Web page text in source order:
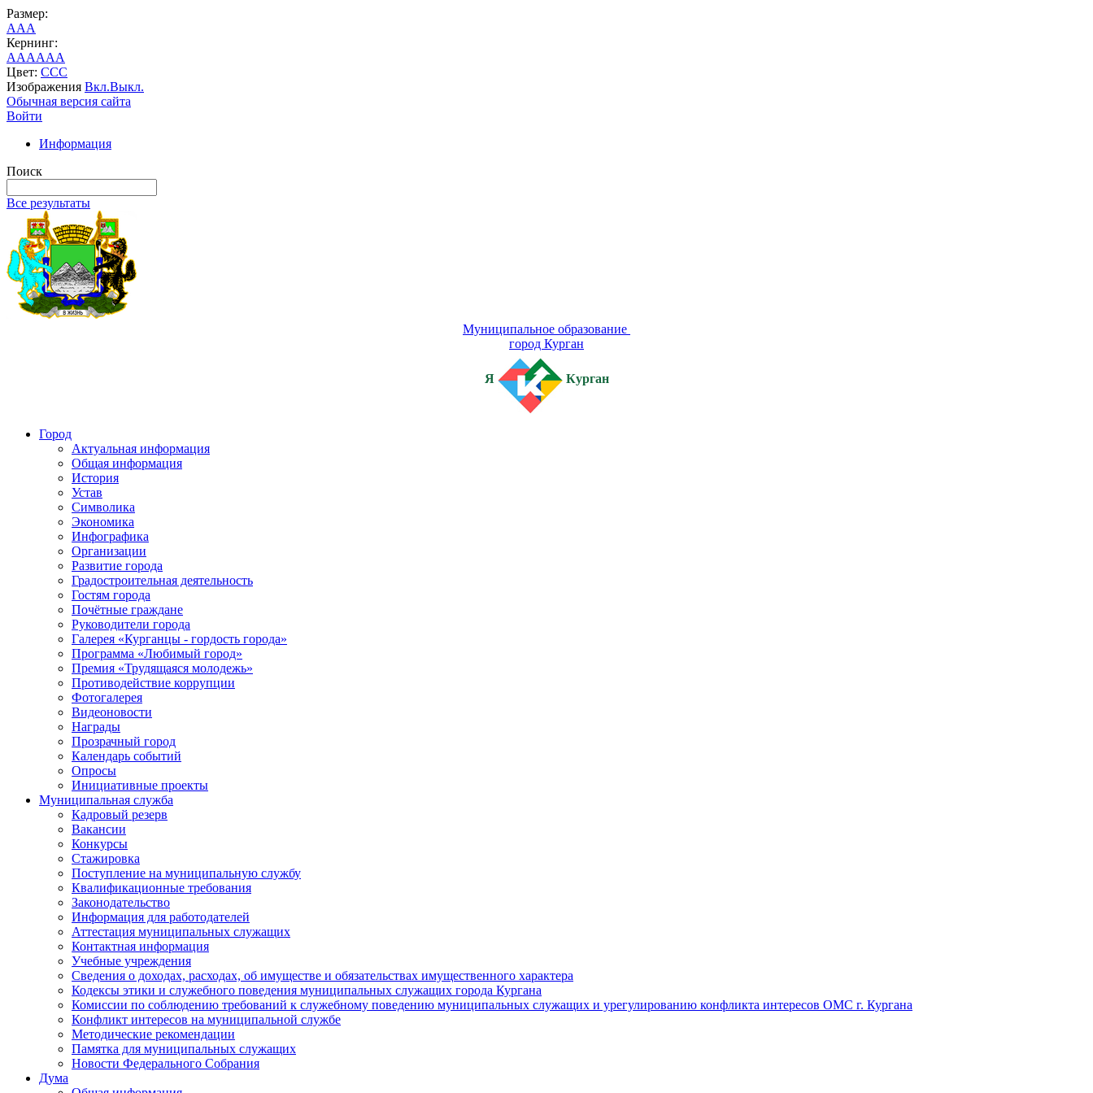
Размер:
AAA
Кернинг:
AAAAAA
Цвет: CCC
Изображения Вкл.Выкл.
Обычная версия сайта
Войти
Информация
Поиск
Все результаты
Муниципальное образование
город Курган
Я Курган
Город
Актуальная информация
Общая информация
История
Устав
Символика
Экономика
Инфографика
Организации
Развитие города
Градостроительная деятельность
Гостям города
Почётные граждане
Руководители города
Галерея «Курганцы - гордость города»
Программа «Любимый город»
Премия «Трудящаяся молодежь»
Противодействие коррупции
Фотогалерея
Видеоновости
Награды
Прозрачный город
Календарь событий
Опросы
Инициативные проекты
Муниципальная служба
Кадровый резерв
Вакансии
Конкурсы
Стажировка
Поступление на муниципальную службу
Квалификационные требования
Законодательство
Информация для работодателей
Аттестация муниципальных служащих
Контактная информация
Учебные учреждения
Сведения о доходах, расходах, об имуществе и обязательствах имущественного характера
Кодексы этики и служебного поведения муниципальных служащих города Кургана
Комиссии по соблюдению требований к служебному поведению муниципальных служащих и урегулированию конфликта интересов ОМС г. Кургана
Конфликт интересов на муниципальной службе
Методические рекомендации
Памятка для муниципальных служащих
Новости Федерального Cобрания
Дума